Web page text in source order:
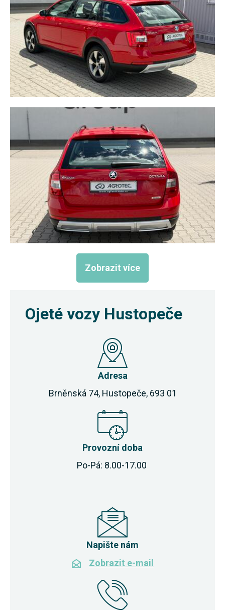
Zobrazit více
Ojeté vozy Hustopeče
Adresa
Brněnská 74, Hustopeče, 693 01
Provozní doba
Po-Pá: 8.00-17.00
Napište nám
Zobrazit e-mail